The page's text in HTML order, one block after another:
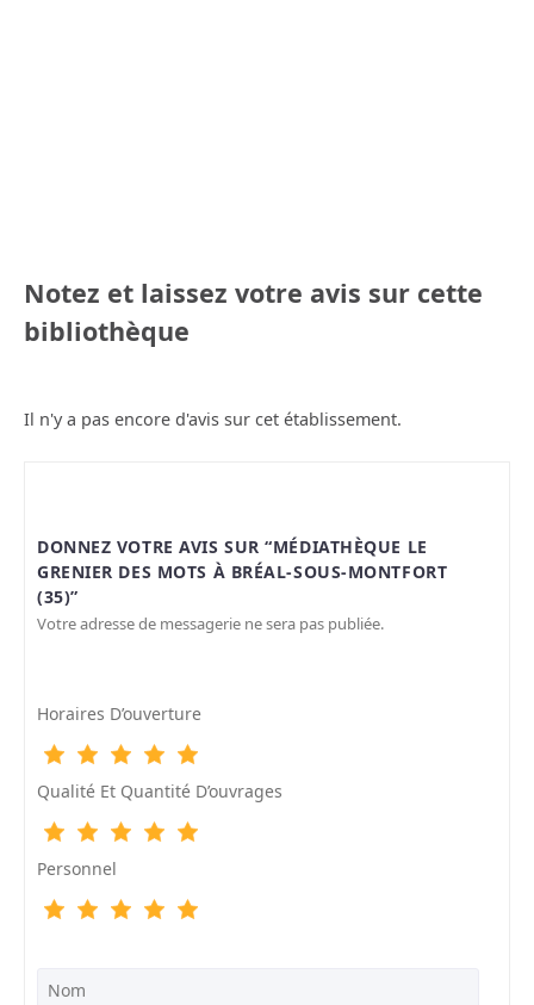
Notez et laissez votre avis sur cette
bibliothèque
Il n'y a pas encore d'avis sur cet établissement.
DONNEZ VOTRE AVIS SUR “MÉDIATHÈQUE LE
GRENIER DES MOTS À BRÉAL-SOUS-MONTFORT
(35)”
Votre adresse de messagerie ne sera pas publiée.
Horaires D’ouverture
Qualité Et Quantité D’ouvrages
Personnel